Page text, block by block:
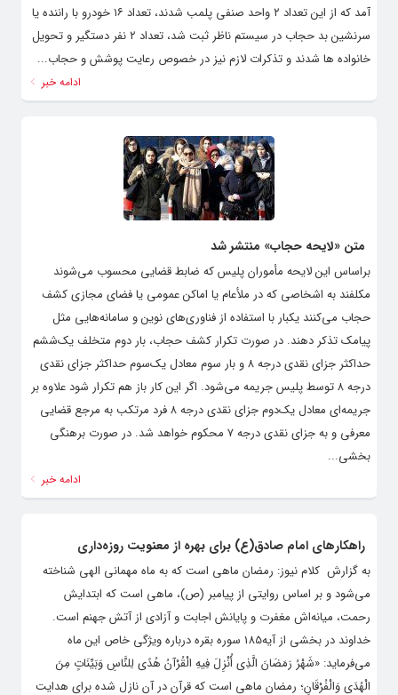
آمد که از این تعداد ۲ واحد صنفی پلمب شدند، تعداد ۱۶ خودرو با راننده یا
سرنشین بد حجاب در سیستم ناظر ثبت شد، تعداد ۲ نفر دستگیر و تحویل
خانواده ها شدند و تذکرات لازم نیز در خصوص رعایت پوشش و حجاب...
ادامه خبر
متن «لایحه حجاب» منتشر شد
براساس این لایحه مأموران پلیس که ضابط قضایی محسوب می‌شوند
مکلفند به اشخاصی که در ملأعام یا اماکن عمومی یا فضای مجازی کشف
حجاب می‌کنند یکبار با استفاده از فناوری‌های نوین و سامانه‌هایی مثل
پیامک تذکر دهند. در صورت تکرار کشف حجاب، بار دوم متخلف یک‌ششم
حداکثر جزای نقدی درجه ۸ و بار سوم معادل یک‌سوم حداکثر جزای نقدی
درجه ۸ توسط پلیس جریمه می‌شود. اگر این کار باز هم تکرار شود علاوه بر
جریمه‌ای معادل یک‌دوم جزای نقدی درجه ۸ فرد مرتکب به مرجع قضایی
معرفی و به جزای نقدی درجه ۷ محکوم خواهد شد. در صورت برهنگی
بخشی...
ادامه خبر
راهکارهای امام صادق(ع) برای بهره از معنویت روزه‌داری
به گزارش کلام نیوز: رمضان ماهی است که به ماه مهمانی الهی شناخته
می‌شود و بر اساس روایتی از پیامبر (ص)، ماهى است که ابتدایش
رحمت، میانه‌‏اش مغفرت و پایانش اجابت و آزادى از آتش جهنم است.
خداوند در بخشی از آیه185 سوره بقره درباره ویژگی خاص این ماه
می‌فرماید: «شَهْرُ رَمَضَانَ الَّذِی أُنْزِلَ فِیهِ الْقُرْآنُ هُدًى لِلنَّاسِ وَبَیِّنَاتٍ مِنَ
الْهُدَى وَالْفُرْقَانِ؛ رمضان ماهی است که قرآن در آن نازل شده برای هدایت